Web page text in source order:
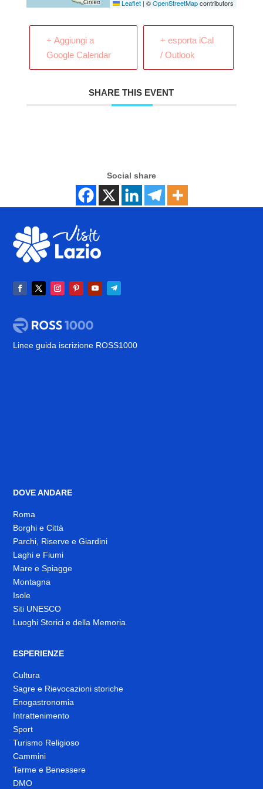
Leaflet | ©OpenStreetMapcontributors
+ Aggiungi a
Google Calendar
+ esporta iCal
/ Outlook
SHARE THIS EVENT
Social share
Linee guida iscrizione ROSS1000
DOVE ANDARE
Roma
Borghi e Città
Parchi, Riserve e Giardini
Laghi e Fiumi
Mare e Spiagge
Montagna
Isole
Siti UNESCO
Luoghi Storici e della Memoria
ESPERIENZE
Cultura
Sagre e Rievocazioni storiche
Enogastronomia
Intrattenimento
Sport
Turismo Religioso
Cammini
Terme e Benessere
DMO